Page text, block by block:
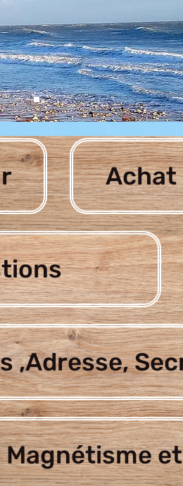
Achat
,Adresse,
Magnétisme